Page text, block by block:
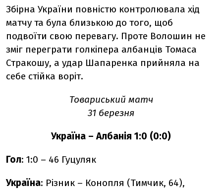
Збірна України повністю контролювала хід
матчу та була близькою до того, щоб
подвоїти свою перевагу. Проте Волошин не
зміг переграти голкіпера албанців Томаса
Стракошу, а удар Шапаренка прийняла на
себе стійка воріт.
Товариський матч
31 березня
Україна – Албанія 1:0 (0:0)
Гол: 1:0 – 46 Гуцуляк
Україна: Різник – Конопля (Тимчик, 64),